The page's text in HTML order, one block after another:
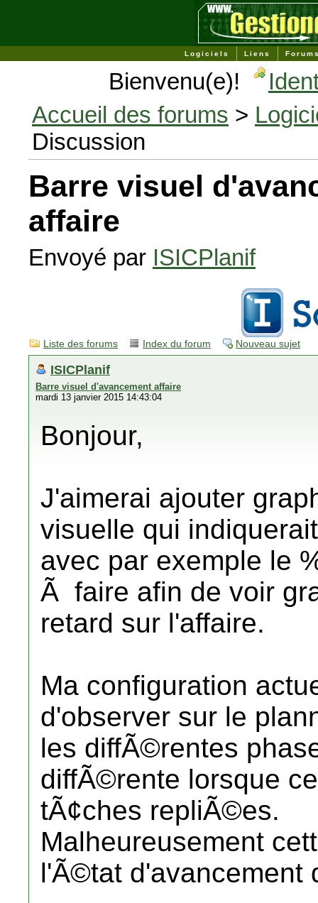
Logiciels Liens
Bienvenu(e)!
Accueil des forums >
Discussion
Barre visuel
affaire
Envoyé par ISICPlanif
Liste des forums Index du forum Nouveau sujet
ISICPlanif
Barre visuel d'avancement affaire
mardi 13 janvier 2015 14:43:04
Bonjour,
J'aimerai ajouter
visuelle qui
avec par exemple le
Ã faire afin de voir
retard sur l'affaire.
Ma configuration
d'observer sur le
les diffÃ©rentes
diffÃ©rente lorsque
tÃ¢ches repliÃ©es.
Malheureusement
l'Ã©tat d'avancement